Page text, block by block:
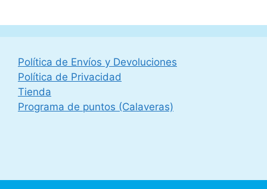
Política de Envíos y Devoluciones
Política de Privacidad
Tienda
Programa de puntos (Calaveras)